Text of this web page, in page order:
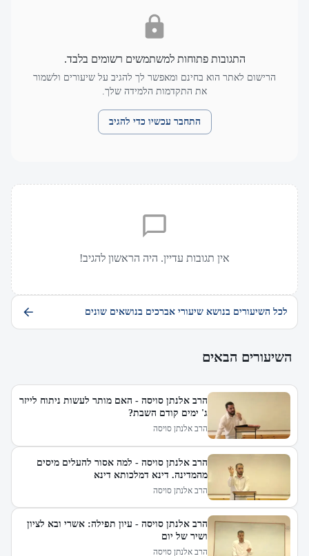
התגובות פתוחות למשתמשים רשומים בלבד.
הרישום לאתר הוא בחינם ומאפשר לך להגיב על שיעורים ולשמור
את התקדמות הלמידה שלך.
התחבר עכשיו כדי להגיב
אין תגובות עדיין. היה הראשון להגיב!
לכל השיעורים בנושא שיעורי אברכים בנושאים שונים
השיעורים הבאים
הרב אלנתן סויסה - האם מותר לעשות ניתוח לייזר
ג' ימים קודם השבת?
הרב אלנתן סויסה
הרב אלנתן סויסה - למה אסור להעלים מיסים
מהמדינה. דינא דמלכותא דינא
הרב אלנתן סויסה
הרב אלנתן סויסה - עיון תפילה: אשרי ובא לציון
ושיר של יום
הרב אלנתן סויסה